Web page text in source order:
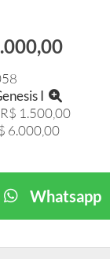
I
R$ 1.500,00
6.000,00
Whatsapp